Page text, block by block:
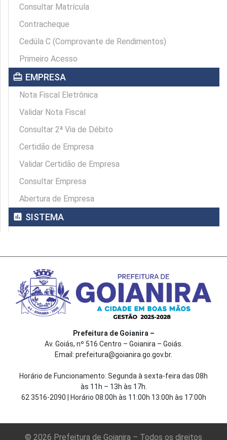
Consultar Matrícula
Contracheque
Cedúla C (Comprovante de Rendimentos)
Primeiro Acesso
card_travel EMPRESA
Nota Fiscal Eletrônica
Validar Nota Fiscal
Consultar 2ª Via de Débito
Certidão de Empresa
Validar Certidão de Empresa
Consultar Empresa
Abertura de Empresa
assessment SISTEMA
Prefeitura de Goianira –
Av. Goiás, nº 516 Centro – Goianira – Goiás.
Email: prefeitura@goianira.go.gov.br.
Horário de Funcionamento: Segunda à sexta-feira das 08h
às 11h – 13h às 17h.
62 3516-2090 | Horário 08:00h às 11:00h 13:00h às 17:00h
© 2026 Prefeitura de Goianira – Todos os direitos